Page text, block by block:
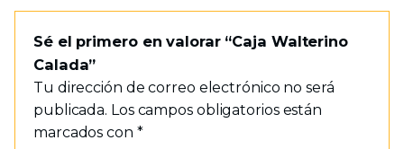
Sé el primero en valorar “Caja Walterino
Calada”
Tu dirección de correo electrónico no será
publicada. Los campos obligatorios están
marcados con *